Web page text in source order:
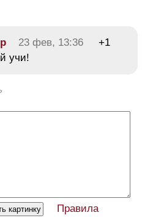
23 фев, 13:36
+1
учи!
Правила